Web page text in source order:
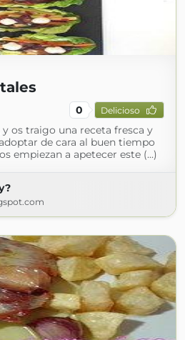
0 Delicioso
os traigo una receta fresca y
de cara al buen tiempo
empiezan a apetecer este (...)